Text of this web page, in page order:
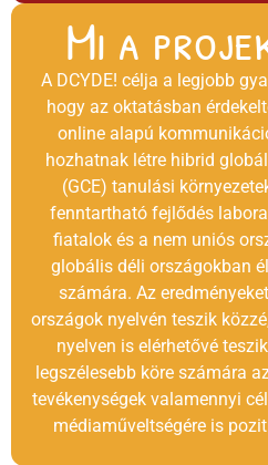
Mi a
A DCYDE! célja a legjobb
hogy az oktatásban
online alapú
hozhatnak létre hibrid
(GCE) tanulási
fenntartható fejlődés
fiatalok és a nem uniós
globális déli országokban
számára. Az
országok nyelvén teszik
nyelven is elérhetővé
legszélesebb köre számára
tevékenységek valamennyi
médiaműveltségére is